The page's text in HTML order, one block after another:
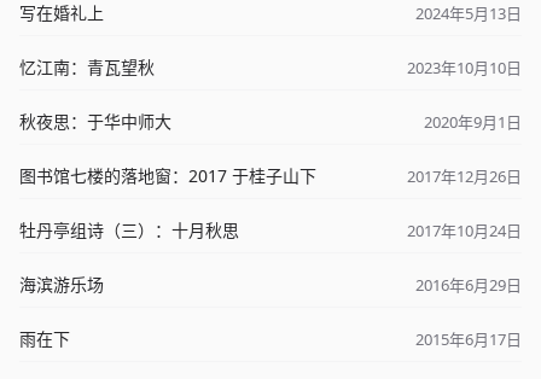
写在婚礼上 2024年5月13日
忆江南：青瓦望秋 2023年10月10日
秋夜思：于华中师大 2020年9月1日
图书馆七楼的落地窗：2017 于桂子山下 2017年12月26日
牡丹亭组诗（三）：十月秋思 2017年10月24日
海滨游乐场 2016年6月29日
雨在下 2015年6月17日